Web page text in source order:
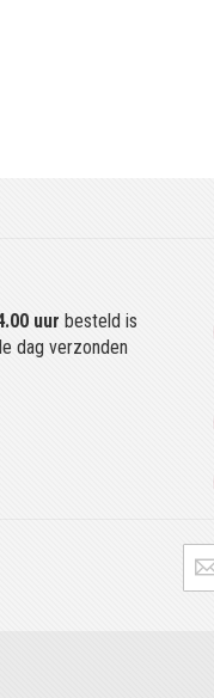
uur besteld is
dag verzonden